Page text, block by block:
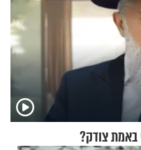
באמת צודק?